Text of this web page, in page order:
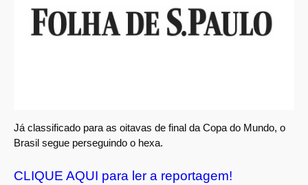
Já classificado para as oitavas de final da Copa do Mundo, o
Brasil segue perseguindo o hexa.
CLIQUE AQUI para ler a reportagem!